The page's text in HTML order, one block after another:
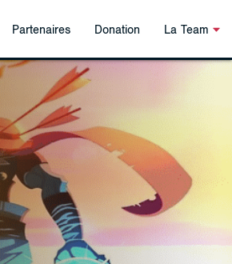
Partenaires Donation La Team